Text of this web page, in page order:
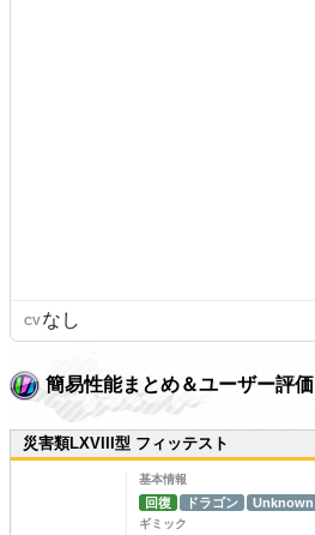
CVなし
簡易性能まとめ＆ユーザー評価
災害類LXVIII型 フィッテスト
基本情報
回復 ドラゴン Unknown
ギミック